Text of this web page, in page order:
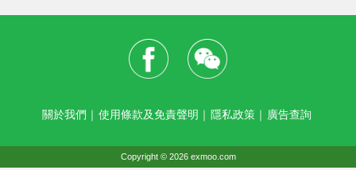
關於我們 ｜ 使用條款及免責聲明 ｜ 隱私政策 ｜ 廣告查詢
Copyright © 2026 exmoo.com